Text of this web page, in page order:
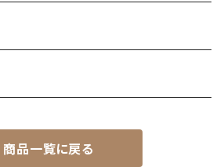
商品一覧に戻る